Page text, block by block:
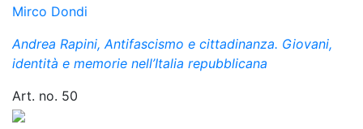
Mirco Dondi
Andrea Rapini, Antifascismo e cittadinanza. Giovani,
identità e memorie nell’Italia repubblicana
Art. no. 50